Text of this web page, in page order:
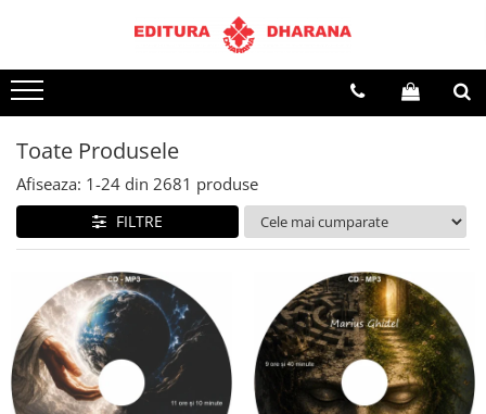
Terapii
Dietoterapie
Toate Produsele
Afiseaza: 1-24 din 2681 produse
FILTRE